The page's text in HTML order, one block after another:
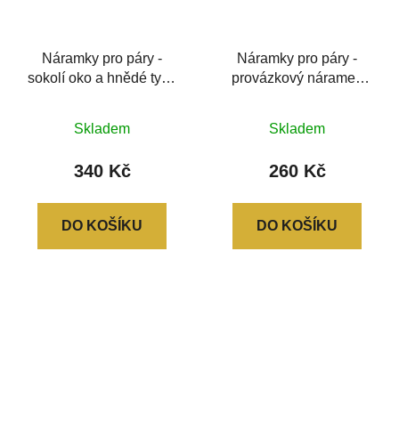
Náramky pro páry -
sokolí oko a hnědé tygří
hodnocení
produktu
z
Skladem
340 Kč
DO KOŠÍKU
Náramky pro páry -
provázkový náramek
hodnocení
produktu
z
Skladem
260 Kč
DO KOŠÍKU